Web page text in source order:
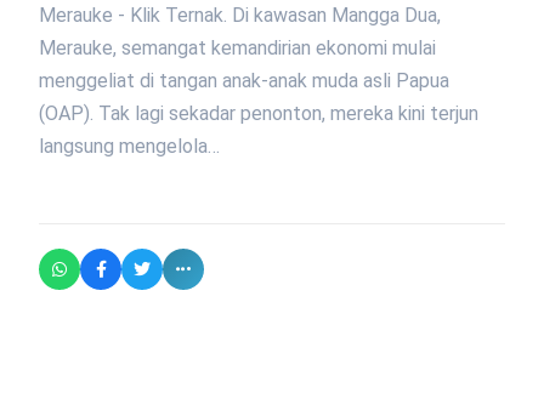
Merauke - Klik Ternak. Di kawasan Mangga Dua,
Merauke, semangat kemandirian ekonomi mulai
menggeliat di tangan anak-anak muda asli Papua
(OAP). Tak lagi sekadar penonton, mereka kini terjun
langsung mengelola…